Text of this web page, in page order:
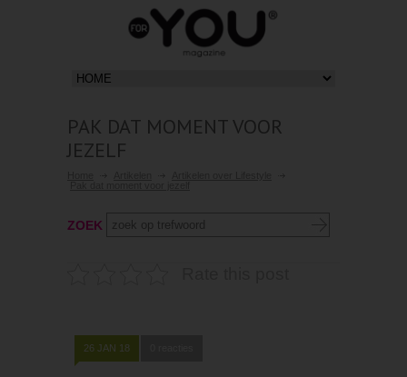
PAK DAT MOMENT VOOR
JEZELF
ZOEK
26 JAN 18